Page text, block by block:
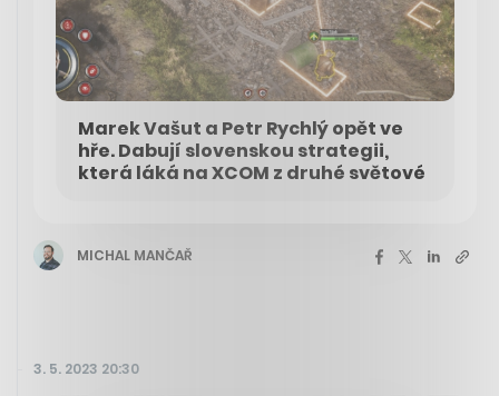
Marek Vašut a Petr Rychlý opět ve
hře. Dabují slovenskou strategii,
která láká na XCOM z druhé světové
MICHAL MANČAŘ
3. 5. 2023 20:30